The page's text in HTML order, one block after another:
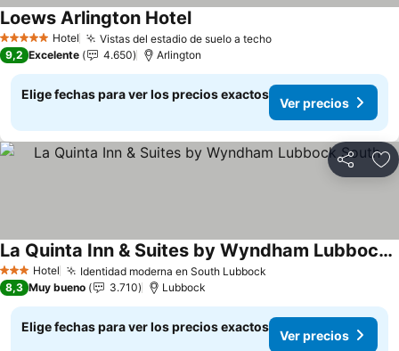
5 Estrellas Hotel Vistas del estadio de suelo a techo
Loews Arlington Hotel
9,2 Excelente 4.650 Arlington
Elige fechas para ver los precios exactos
Ver precios
Compartir
3 Estrellas
Hotel Identidad moderna en South Lubbock
La Quinta Inn & Suites by Wyndham Lubbock South
8,3 Muy bueno 3.710 Lubbock
Elige fechas para ver los precios exactos
Ver precios